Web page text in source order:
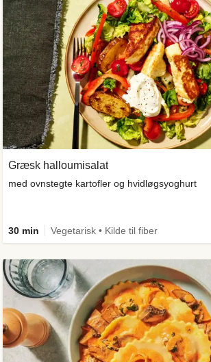
Græsk halloumisalat
med ovnstegte kartofler og hvidløgsyoghurt
30 min Vegetarisk • Kilde til fiber